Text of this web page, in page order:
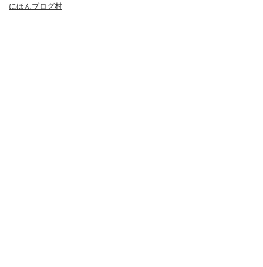
にほんブログ村